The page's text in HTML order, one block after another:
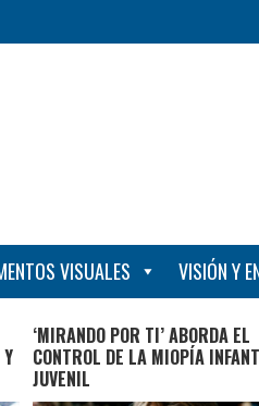
VISUALES VISIÓN Y
‘MIRANDO POR TI’ ABORDA EL
CONTROL DE LA MIOPÍA
JUVENIL